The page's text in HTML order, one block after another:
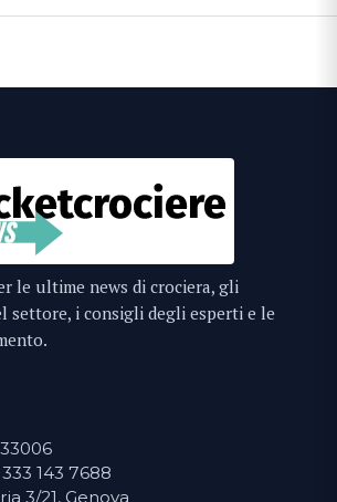
le ultime news di crociera, gli
settore, i consigli degli esperti e le
143 7688
3/21, Genova